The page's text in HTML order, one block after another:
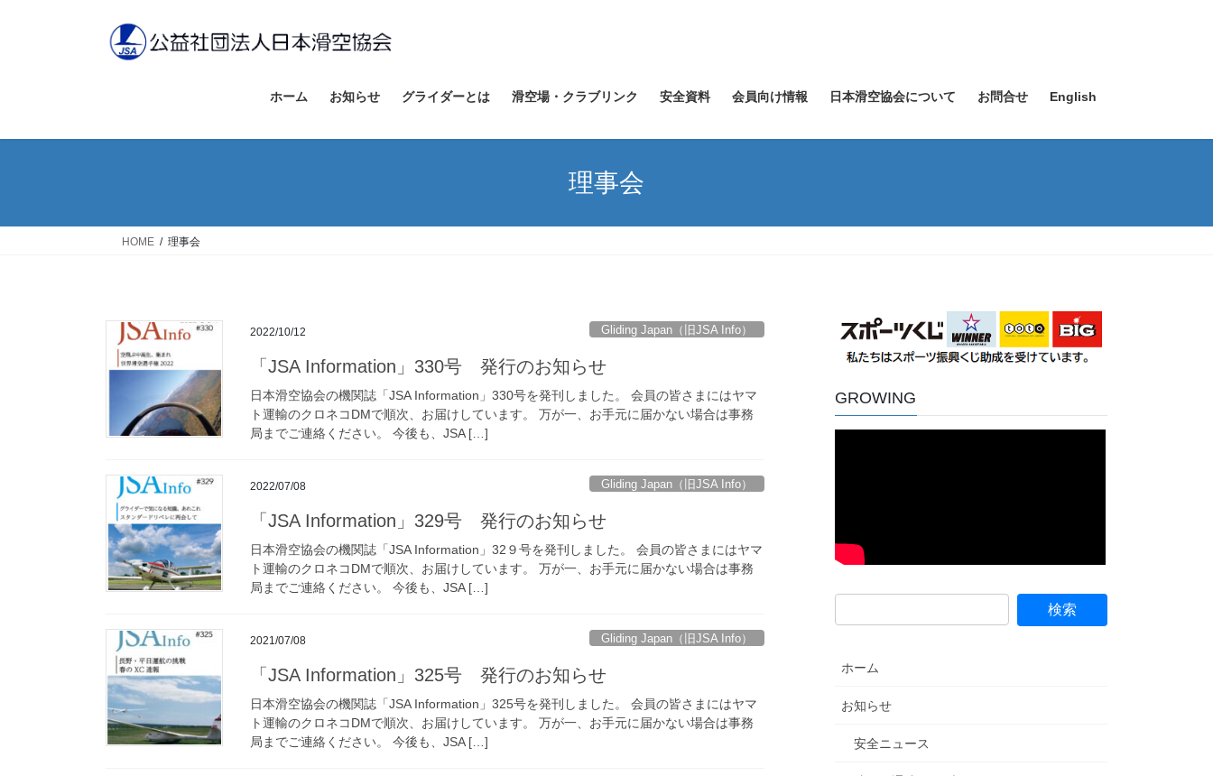
ス
ン
ホーム お知らせ グライダーとは 滑空場・クラブリンク 安全資料 会員向け情報 日本滑空協会について お問合せ English
理事会
HOME 理事会
2022/10/12 Gliding Japan（旧JSA Info）
「JSA Information」330号 発行のお知らせ
日本滑空協会の機関誌「JSA Information」330号を発刊しました。 会員の皆さまにはヤマ
ト運輸のクロネコDMで順次、お届けしています。 万が一、お手元に届かない場合は事務
局までご連絡ください。 今後も、JSA […]
2022/07/08 Gliding Japan（旧JSA Info）
「JSA Information」329号 発行のお知らせ
日本滑空協会の機関誌「JSA Information」32９号を発刊しました。 会員の皆さまにはヤマ
ト運輸のクロネコDMで順次、お届けしています。 万が一、お手元に届かない場合は事務
局までご連絡ください。 今後も、JSA […]
2021/07/08 Gliding Japan（旧JSA Info）
「JSA Information」325号 発行のお知らせ
日本滑空協会の機関誌「JSA Information」325号を発刊しました。 会員の皆さまにはヤマ
ト運輸のクロネコDMで順次、お届けしています。 万が一、お手元に届かない場合は事務
局までご連絡ください。 今後も、JSA […]
GROWING
ホーム
お知らせ
安全ニュース